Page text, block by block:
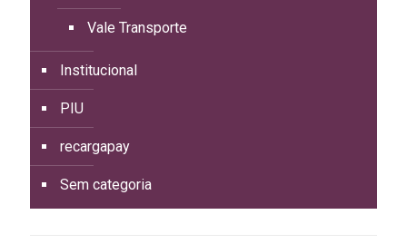
Vale Transporte
Institucional
PIU
recargapay
Sem categoria